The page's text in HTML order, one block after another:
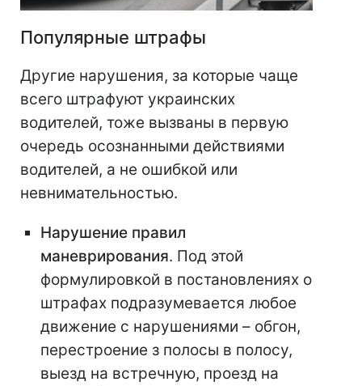
Популярные штрафы
Другие нарушения, за которые чаще
всего штрафуют украинских
водителей, тоже вызваны в первую
очередь осознанными действиями
водителей, а не ошибкой или
невнимательностью.
Нарушение правил
маневрирования. Под этой
формулировкой в постановлениях о
штрафах подразумевается любое
движение с нарушениями – обгон,
перестроение з полосы в полосу,
выезд на встречную, проезд на